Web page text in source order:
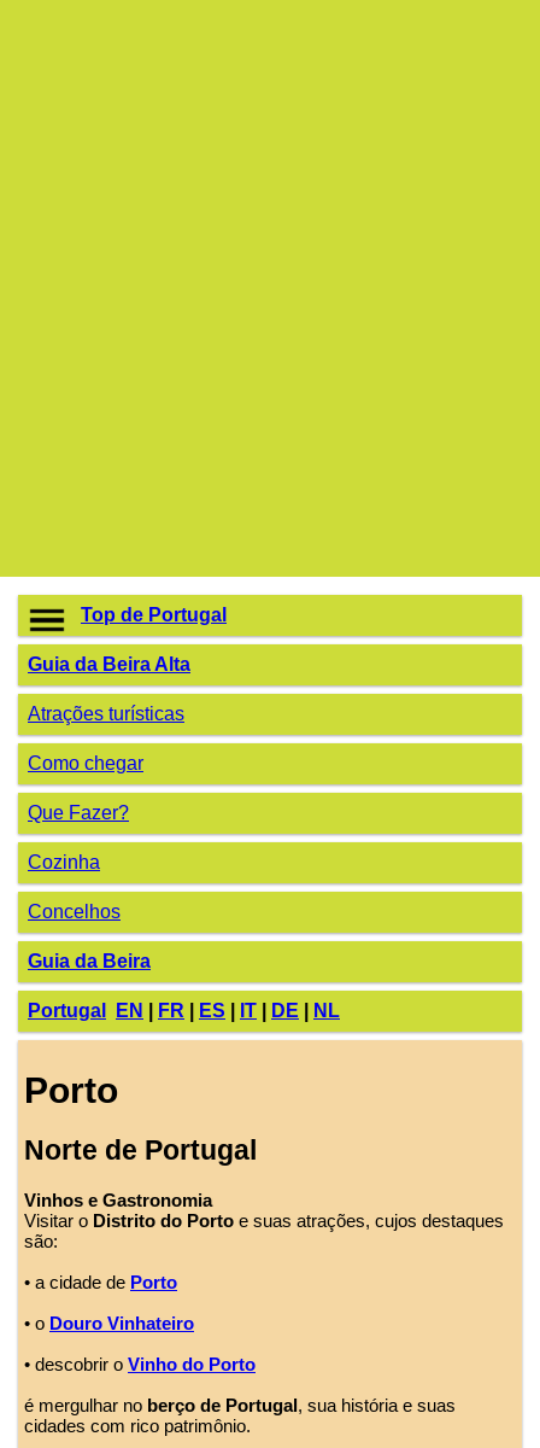
Top de Portugal
Guia da Beira Alta
Atrações turísticas
Como chegar
Que Fazer?
Cozinha
Concelhos
Guia da Beira
Portugal EN FR ES IT DE NL
Porto
Norte de Portugal
Vinhos e Gastronomia
Visitar o Distrito do Porto e suas atrações, cujos destaques
são:
• a cidade de Porto
• o Douro Vinhateiro
• descobrir o Vinho do Porto
é mergulhar no berço de Portugal, sua história e suas
cidades com rico patrimônio.